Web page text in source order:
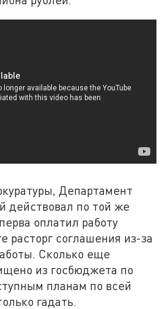
Департамент
действовал по той же
оплатил работу
расторг соглашения из-за
Сколько еще
из госбюджета по
планам по всей
гадать.